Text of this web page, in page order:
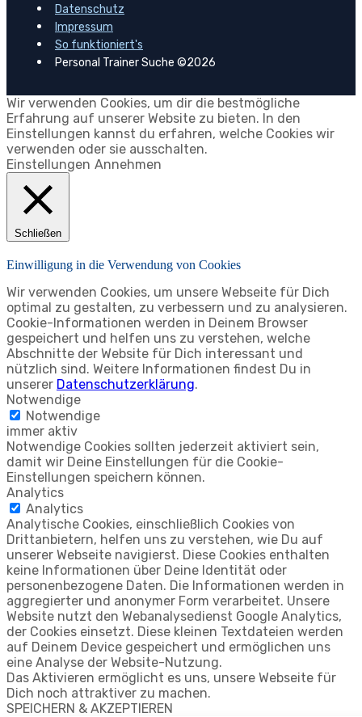
Datenschutz
Impressum
So funktioniert's
Personal Trainer Suche ©2026
Wir verwenden Cookies, um dir die bestmögliche
Erfahrung auf unserer Website zu bieten. In den
Einstellungen kannst du erfahren, welche Cookies wir
verwenden oder sie ausschalten.
Einstellungen Annehmen
Schließen
Einwilligung in die Verwendung von Cookies
Wir verwenden Cookies, um unsere Webseite für Dich
optimal zu gestalten, zu verbessern und zu analysieren.
Cookie-Informationen werden in Deinem Browser
gespeichert und helfen uns zu verstehen, welche
Abschnitte der Website für Dich interessant und
nützlich sind. Weitere Informationen findest Du in
unserer Datenschutzerklärung.
Notwendige
Notwendige
immer aktiv
Notwendige Cookies sollten jederzeit aktiviert sein,
damit wir Deine Einstellungen für die Cookie-
Einstellungen speichern können.
Analytics
Analytics
Analytische Cookies, einschließlich Cookies von
Drittanbietern, helfen uns zu verstehen, wie Du auf
unserer Webseite navigierst. Diese Cookies enthalten
keine Informationen über Deine Identität oder
personenbezogene Daten. Die Informationen werden in
aggregierter und anonymer Form verarbeitet. Unsere
Website nutzt den Webanalysedienst Google Analytics,
der Cookies einsetzt. Diese kleinen Textdateien werden
auf Deinem Device gespeichert und ermöglichen uns
eine Analyse der Website-Nutzung.
Das Aktivieren ermöglicht es uns, unsere Webseite für
Dich noch attraktiver zu machen.
SPEICHERN & AKZEPTIEREN